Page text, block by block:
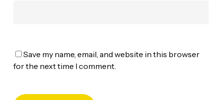
Save my name, email, and website in this browser
for the next time I comment.